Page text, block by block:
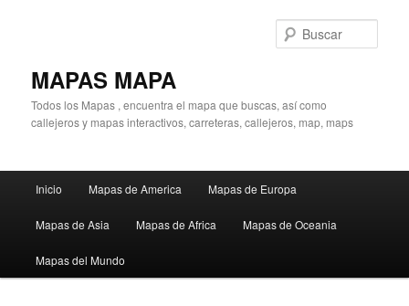
MAPAS MAPA
Todos los Mapas , encuentra el mapa que buscas, así como
callejeros y mapas interactivos, carreteras, callejeros, map, maps
principal
Inicio Mapas de America Mapas de Europa
Mapas de Asia Mapas de Africa Mapas de Oceania
Mapas del Mundo